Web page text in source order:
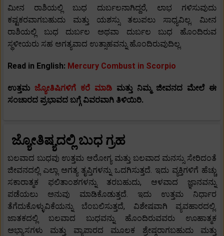
ಮೀನ ರಾಶಿಯಲ್ಲಿ ಬುಧ ದುರ್ಬಲನಾಗಿದ್ದರೆ, ಲಾಭ ಗಳಿಸುವುದು
ಕಷ್ಟಕರವಾಗಬಹುದು ಮತ್ತು ಯಶಸ್ಸು ತಲುಪಲು ಸಾಧ್ಯವಿಲ್ಲ. ಮೀನ
ರಾಶಿಯಲ್ಲಿ ಬುಧ ದುರ್ಬಲ ಅಥವಾ ದುರ್ಬಲ ಬುಧ ಹೊಂದಿರುವ
ಸ್ಥಳೀಯರು ಸಹ ಅಗತ್ಯವಾದ ಉತ್ಸಾಹವನ್ನು ಹೊಂದಿರುವುದಿಲ್ಲ.
Read in English: Mercury Combust in Scorpio
ಉತ್ತಮ ಜ್ಯೋತಿಷಿಗಳಿಗೆ ಕರೆ ಮಾಡಿ ಮತ್ತು ನಿಮ್ಮ ಜೀವನದ ಮೇಲೆ ಈ
ಸಂಚಾರದ ಪ್ರಭಾವದ ಬಗ್ಗೆ ವಿವರವಾಗಿ ತಿಳಿಯಿರಿ.
ಜ್ಯೋತಿಷ್ಯದಲ್ಲಿ ಬುಧ ಗ್ರಹ
ಬಲವಾದ ಬುಧವು ಉತ್ತಮ ಆರೋಗ್ಯ ಮತ್ತು ಬಲವಾದ ಮನಸ್ಸು ಸೇರಿದಂತೆ
ಜೀವನದಲ್ಲಿ ಎಲ್ಲಾ ಅಗತ್ಯ ತೃಪ್ತಿಗಳನ್ನು ಒದಗಿಸುತ್ತದೆ. ಇದು ವ್ಯಕ್ತಿಗಳಿಗೆ ಹೆಚ್ಚು
ಸಕಾರಾತ್ಮಕ ಫಲಿತಾಂಶಗಳನ್ನು ತರಬಹುದು, ಆಳವಾದ ಜ್ಞಾನವನ್ನು
ಪಡೆಯಲು ಅನುವು ಮಾಡಿಕೊಡುತ್ತದೆ. ಇದು ಉತ್ತಮ ನಿರ್ಧಾರ
ತೆಗೆದುಕೊಳ್ಳುವಿಕೆಯನ್ನು ಬೆಂಬಲಿಸುತ್ತದೆ, ವಿಶೇಷವಾಗಿ ವ್ಯವಹಾರದಲ್ಲಿ.
ಜಾತಕದಲ್ಲಿ ಬಲವಾದ ಬುಧವನ್ನು ಹೊಂದಿರುವವರು ಊಹಾತ್ಮಕ
ಅಭ್ಯಾಸಗಳು ಮತ್ತು ವ್ಯಾಪಾರದ ಮೂಲಕ ಶ್ರೇಷ್ಠರಾಗಬಹುದು ಮತ್ತು